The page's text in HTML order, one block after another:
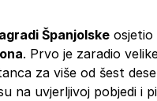
Španjolske osjetio
. Prvo je zaradio
za više od šest
na uvjerljivoj pobjedi i